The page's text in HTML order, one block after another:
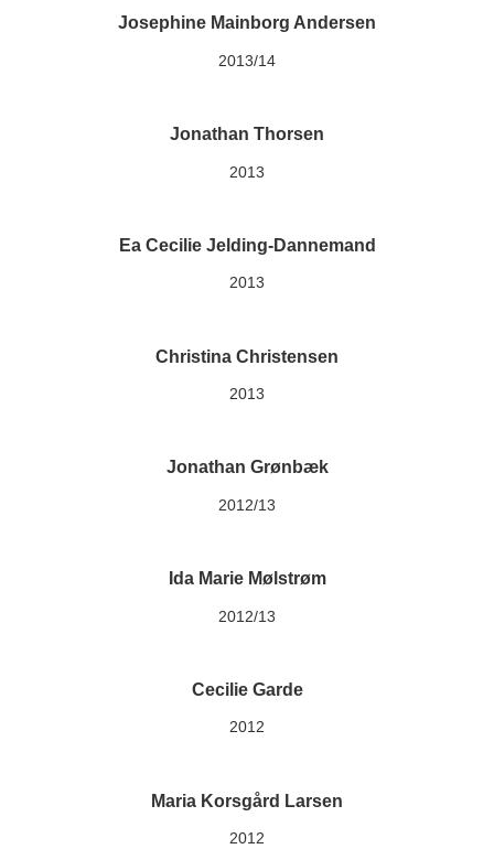
Josephine Mainborg Andersen
2013/14
Jonathan Thorsen
2013
Ea Cecilie Jelding-Dannemand
2013
Christina Christensen
2013
Jonathan Grønbæk
2012/13
Ida Marie Mølstrøm
2012/13
Cecilie Garde
2012
Maria Korsgård Larsen
2012